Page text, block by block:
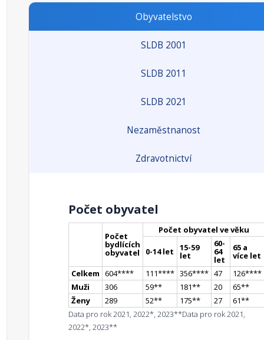
Obyvatelstvo
SLDB 2001
SLDB 2011
SLDB 2021
Nezaměstnanost
Zdravotnictví
Počet obyvatel
Počet
bydlících
obyvatel
Počet obyvatel ve věku
0-14 let 15-59
let
60-
64
let
65 a
více let
Celkem 604**** 111**** 356**** 47 126****
Muži
306 59** 181** 20 65**
Ženy
289 52** 175** 27 61**
Data pro rok 2021, 2022*, 2023**Data pro rok 2021,
2022*, 2023**